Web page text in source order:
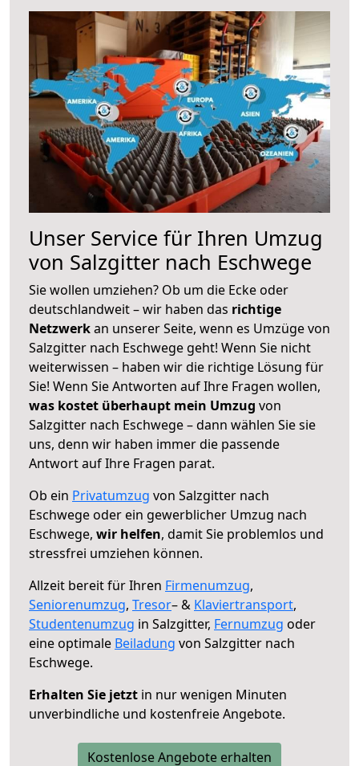
Unser Service für Ihren Umzug
von Salzgitter nach Eschwege
Sie wollen umziehen? Ob um die Ecke oder
deutschlandweit – wir haben das richtige
Netzwerkan unserer Seite, wenn es Umzüge von
Salzgitter nach Eschwege geht! Wenn Sie nicht
weiterwissen – haben wir die richtige Lösung für
Sie! Wenn Sie Antworten auf Ihre Fragen wollen,
was kostet überhaupt mein Umzug von
Salzgitter nach Eschwege – dann wählen Sie sie
uns, denn wir haben immer die passende
Antwort auf Ihre Fragen parat.
Ob ein Privatumzug von Salzgitter nach
Eschwege oder ein gewerblicher Umzug nach
Eschwege, wir helfen, damit Sie problemlos und
stressfrei umziehen können.
Allzeit bereit für Ihren Firmenumzug,
Seniorenumzug, Tresor– & Klaviertransport,
Studentenumzug in Salzgitter, Fernumzug oder
eine optimale Beiladung von Salzgitter nach
Eschwege.
Erhalten Sie jetzt in nur wenigen Minuten
unverbindliche und kostenfreie Angebote.
Kostenlose Angebote erhalten